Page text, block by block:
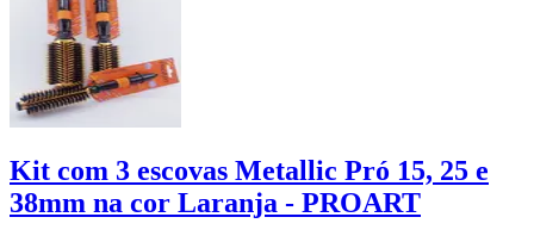
Kit com 3 escovas Metallic Pró 15, 25 e
38mm na cor Laranja - PROART